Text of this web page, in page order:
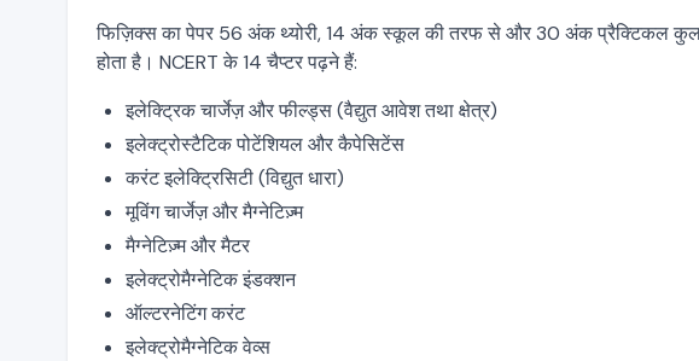
फिज़िक्स का पेपर 56 अंक थ्योरी, 14 अंक स्कूल की तरफ से और 30 अंक प्रैक्टिकल कुल
होता है। NCERT के 14 चैप्टर पढ़ने हैं:
इलेक्ट्रिक चार्जेज़ और फील्ड्स (वैद्युत आवेश तथा क्षेत्र)
इलेक्ट्रोस्टैटिक पोटेंशियल और कैपेसिटेंस
करंट इलेक्ट्रिसिटी (विद्युत धारा)
मूविंग चार्जेज़ और मैग्नेटिज़्म
मैग्नेटिज़्म और मैटर
इलेक्ट्रोमैग्नेटिक इंडक्शन
ऑल्टरनेटिंग करंट
इलेक्ट्रोमैग्नेटिक वेव्स